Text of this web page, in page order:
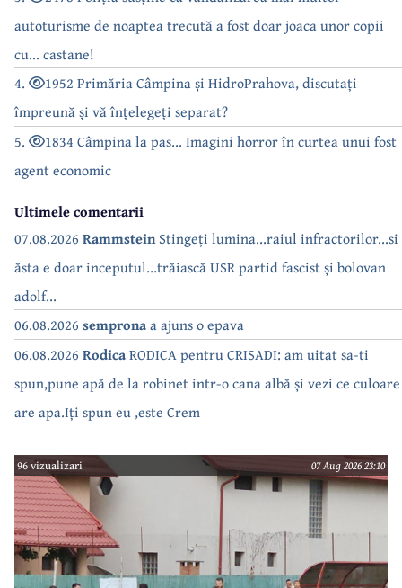
autoturisme de noaptea trecută a fost doar joaca unor copii
cu... castane!
4.
1952 Primăria Câmpina și HidroPrahova, discutați
împreună și vă înțelegeți separat?
5.
1834 Câmpina la pas... Imagini horror în curtea unui fost
agent economic
Ultimele comentarii
07.08.2026 RammsteinStingeți lumina...raiul infractorilor...si
ăsta e doar inceputul...trăiască USR partid fascist și bolovan
adolf...
06.08.2026 sempronaa ajuns o epava
06.08.2026 RodicaRODICA pentru CRISADI: am uitat sa-ti
spun,pune apă de la robinet intr-o cana albă și vezi ce culoare
are apa.Iți spun eu ,este Crem
96 vizualizari 07 Aug 2026 23:10